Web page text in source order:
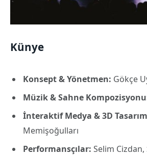
Künye
Konsept & Yönetmen: Gökçe
Müzik & Sahne
İnteraktif Medya & 3D
Memişoğulları
Performansçılar: Selim